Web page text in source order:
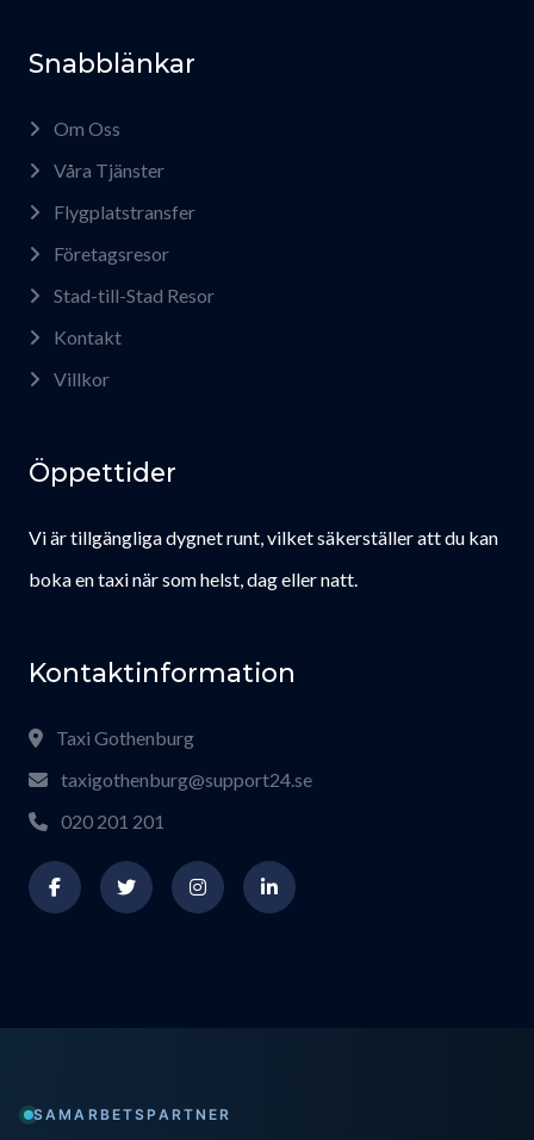
Snabblänkar
Om Oss
Våra Tjänster
Flygplatstransfer
Företagsresor
Stad-till-Stad Resor
Kontakt
Villkor
Öppettider
Vi är tillgängliga dygnet runt, vilket säkerställer att du kan
boka en taxi när som helst, dag eller natt.
Kontaktinformation
Taxi Gothenburg
taxigothenburg@support24.se
020 201 201
SAMARBETSPARTNER